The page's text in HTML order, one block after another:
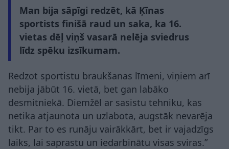
Man bija sāpīgi redzēt, kā Ķīnas
sportists finišā raud un saka, ka 16.
vietas dēļ viņš vasarā nelēja sviedrus
līdz spēku izsīkumam.
Redzot sportistu braukšanas līmeni, viņiem arī
nebija jābūt 16. vietā, bet gan labāko
desmitniekā. Diemžēl ar sasistu tehniku, kas
netika atjaunota un uzlabota, augstāk nevarēja
tikt. Par to es runāju vairākkārt, bet ir vajadzīgs
laiks, lai saprastu un iedarbinātu visas sviras.”